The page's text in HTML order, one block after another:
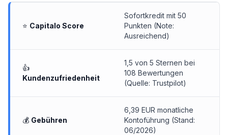
⭐ Capitalo Score
Sofortkredit mit 50
Punkten (Note:
Ausreichend)
👍
Kundenzufriedenheit
1,5 von 5 Sternen bei
108 Bewertungen
(Quelle: Trustpilot)
💰 Gebühren
6,39 EUR monatliche
Kontoführung (Stand:
06/2026)